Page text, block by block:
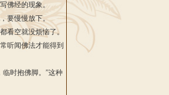
佛经的现象。
要慢慢放下。
看空就没烦恼了。
听闻佛法才能得到
临时抱佛脚。”这种